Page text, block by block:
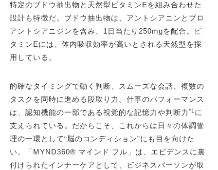
特定のブドウ抽出物と天然型ビタミンEを組み合わせた
設計も特徴だ。ブドウ抽出物は、アントシアニンとプロ
アントシアニジンを含み、1日当たり250mgを配合。ビ
タミンEには、体内吸収効率が高いとされる天然型を採
用している。
的確なタイミングで動く判断、スムーズな会話、複数の
タスクを同時に進める段取り力。仕事のパフォーマンス
は、認知機能の一部である視覚的な記憶力や判断力 *1 に
支えられている。だからこそ、これからは日々の体調管
理の一環として“脳のコンディション”にも目を向けた
い。「MYND360® マインド フル」は、エビデンスに裏
付けられたインナーケアとして、ビジネスパーソンが取